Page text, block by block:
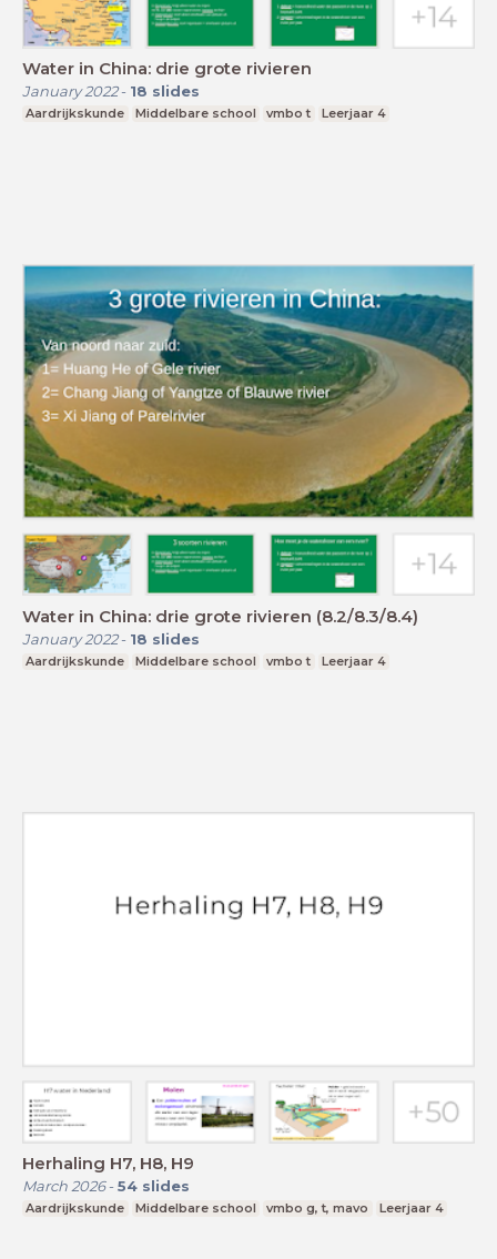
Water in China: drie grote rivieren
January 2022- 18 slides
Aardrijkskunde Middelbare school vmbo t Leerjaar 4
Water in China: drie grote rivieren (8.2/8.3/8.4)
January 2022- 18 slides
Aardrijkskunde Middelbare school vmbo t Leerjaar 4
Herhaling H7, H8, H9
March 2026- 54 slides
Aardrijkskunde Middelbare school vmbo g, t, mavo Leerjaar 4